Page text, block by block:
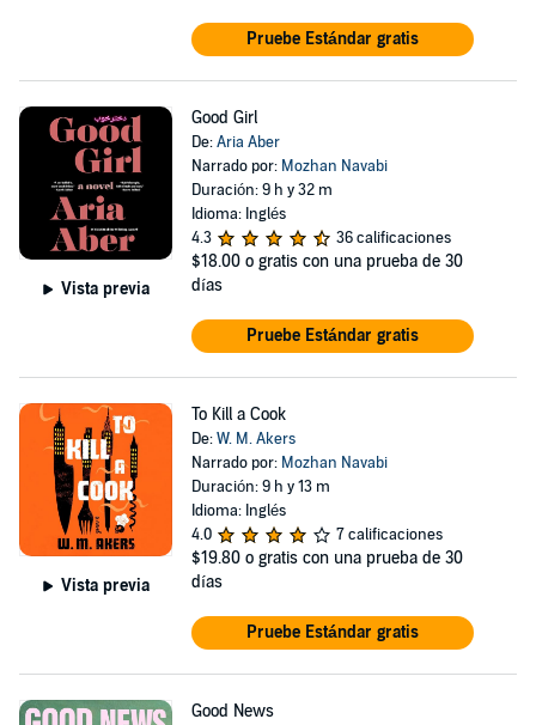
Pruebe Estándar gratis
Vista previa
Good Girl
De:Aria Aber
Narrado por: Mozhan Navabi
Duración: 9 h y 32 m
Idioma: Inglés
4.3
36 calificaciones
$18.00 o gratis con una prueba de 30
días
Pruebe Estándar gratis
Vista previa
To Kill a Cook
De:W. M. Akers
Narrado por: Mozhan Navabi
Duración: 9 h y 13 m
Idioma: Inglés
4.0
7 calificaciones
$19.80 o gratis con una prueba de 30
días
Pruebe Estándar gratis
Good News